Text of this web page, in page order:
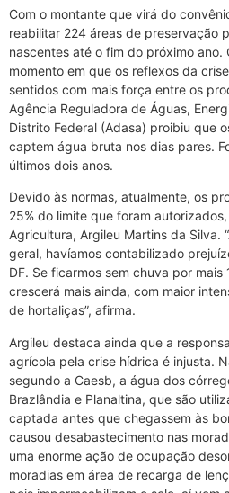
Com o montante que virá do
reabilitar 224 áreas de preservação
nascentes até o fim do próximo ano.
momento em que os reflexos da
sentidos com mais força entre os
Agência Reguladora de Águas,
Distrito Federal (Adasa) proibiu que
captem água bruta nos dias pares.
últimos dois anos.
Devido às normas, atualmente, os
25% do limite que foram
Agricultura, Argileu Martins da Silva.
geral, havíamos contabilizado
DF. Se ficarmos sem chuva por mais
crescerá mais ainda, com maior
de hortaliças”, afirma.
Argileu destaca ainda que a
agrícola pela crise hídrica é injusta.
segundo a Caesb, a água dos
Brazlândia e Planaltina, que são
captada antes que chegassem às
causou desabastecimento nas
uma enorme ação de ocupação
moradias em área de recarga de